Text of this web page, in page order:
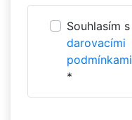
Souhlasím s
darovacími
podmínkami
*